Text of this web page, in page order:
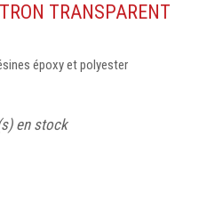
TRANSPARENT
époxy et polyester
en stock